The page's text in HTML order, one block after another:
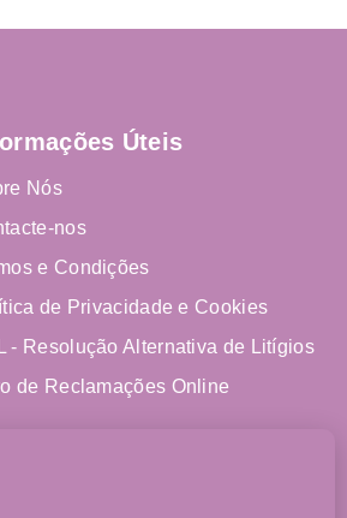
Úteis
Nós
nos
e Condições
de Privacidade e Cookies
- Resolução Alternativa de Litígios
de Reclamações Online